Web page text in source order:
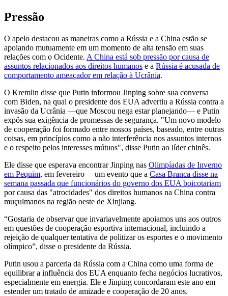
Pressão
O apelo destacou as maneiras como a Rússia e a China estão se
apoiando mutuamente em um momento de alta tensão em suas
relações com o Ocidente. A China está sob pressão por causa de
assuntos relacionados aos direitos humanos e a Rússia é acusada de
comportamento ameaçador em relação à Ucrânia.
O Kremlin disse que Putin informou Jinping sobre sua conversa
com Biden, na qual o presidente dos EUA advertiu a Rússia contra a
invasão da Ucrânia —que Moscou nega estar planejando— e Putin
expôs sua exigência de promessas de segurança. "Um novo modelo
de cooperação foi formado entre nossos países, baseado, entre outras
coisas, em princípios como a não interferência nos assuntos internos
e o respeito pelos interesses mútuos", disse Putin ao líder chinês.
Ele disse que esperava encontrar Jinping nas Olimpíadas de Inverno
em Pequim, em fevereiro —um evento que a Casa Branca disse na
semana passada que funcionários do governo dos EUA boicotariam
por causa das "atrocidades" dos direitos humanos na China contra
muçulmanos na região oeste de Xinjiang.
“Gostaria de observar que invariavelmente apoiamos uns aos outros
em questões de cooperação esportiva internacional, incluindo a
rejeição de qualquer tentativa de politizar os esportes e o movimento
olímpico”, disse o presidente da Rússia.
Putin usou a parceria da Rússia com a China como uma forma de
equilibrar a influência dos EUA enquanto fecha negócios lucrativos,
especialmente em energia. Ele e Jinping concordaram este ano em
estender um tratado de amizade e cooperação de 20 anos.